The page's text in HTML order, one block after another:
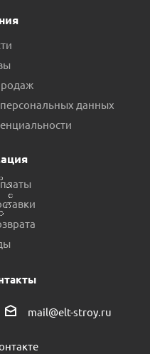
пр.Россия
(1)
данных
mail@elt-stroy.ru